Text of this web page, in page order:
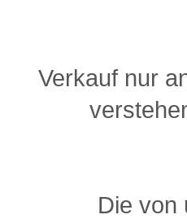
Verkauf nur
Die von